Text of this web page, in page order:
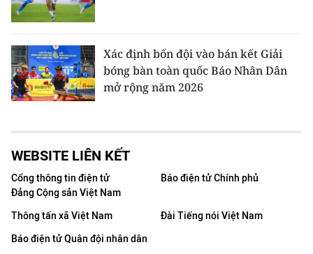
Xác định bốn đội vào bán kết Giải
bóng bàn toàn quốc Báo Nhân Dân
mở rộng năm 2026
WEBSITE LIÊN KẾT
Cổng thông tin điện tử
Đảng Cộng sản Việt Nam
Báo điện tử Chính phủ
Thông tấn xã Việt Nam
Đài Tiếng nói Việt Nam
Báo điện tử Quân đội nhân dân